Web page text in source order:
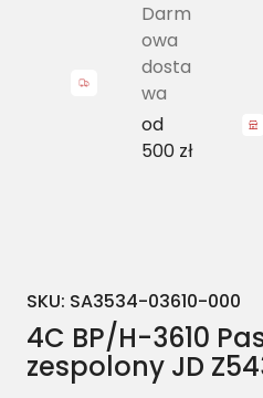
Darm
owa
dosta
wa
od
500 zł
SKU: SA3534-03610-000
4C BP/H-3610
zespolony JD